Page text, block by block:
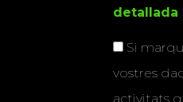
detallada
Si
vostres
activitats